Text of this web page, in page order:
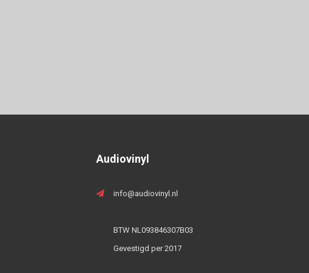
Audiovinyl
info@audiovinyl.nl
BTW NL093846307B03
Gevestigd per 2017